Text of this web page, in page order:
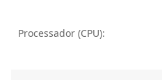
Processador (CPU):